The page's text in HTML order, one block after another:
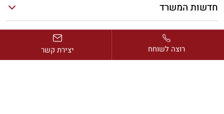
כתובת:
חדשות המשרד
מאמרים אחרונים
רוצה לשוחח יצירת קשר